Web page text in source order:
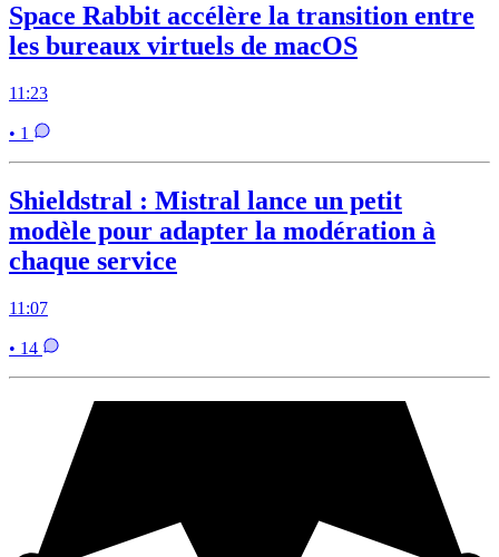
Space Rabbit accélère la transition entre
les bureaux virtuels de macOS
11:23
• 1
Shieldstral : Mistral lance un petit
modèle pour adapter la modération à
chaque service
11:07
• 14